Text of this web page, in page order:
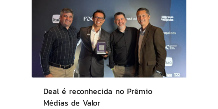
Deal é reconhecida no Prêmio
Médias de Valor